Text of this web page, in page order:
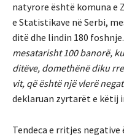
natyrore është komuna e
e Statistikave në Serbi,
ditë dhe lindin 180 foshnje.
mesatarisht 100 banorë,
ditëve, domethënë diku
vit, që është një vlerë
deklaruan zyrtarët e këtij
Tendeca e rritjes